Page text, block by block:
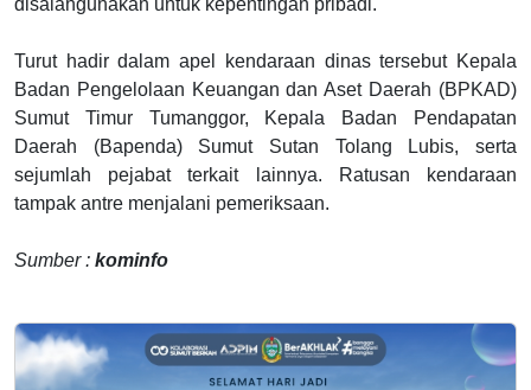
disalahgunakan untuk kepentingan pribadi.
Turut hadir dalam apel kendaraan dinas tersebut Kepala
Badan Pengelolaan Keuangan dan Aset Daerah (BPKAD)
Sumut Timur Tumanggor, Kepala Badan Pendapatan
Daerah (Bapenda) Sumut Sutan Tolang Lubis, serta
sejumlah pejabat terkait lainnya. Ratusan kendaraan
tampak antre menjalani pemeriksaan.
Sumber : kominfo